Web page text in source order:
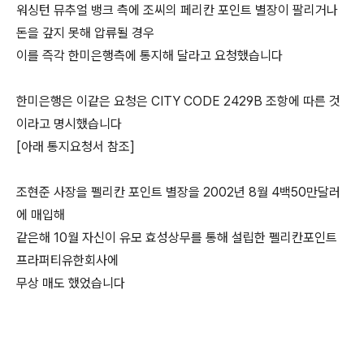
워싱턴 뮤추얼 뱅크 측에 조씨의 페리칸 포인트 별장이 팔리거나
돈을 갚지 못해 압류될 경우
이를 즉각 한미은행측에 통지해 달라고 요청했습니다
한미은행은 이같은 요청은 CITY CODE 2429B 조항에 따른 것
이라고 명시했습니다
[아래 통지요청서 참조]
조현준 사장을 펠리칸 포인트 별장을 2002년 8월 4백50만달러
에 매입해
같은해 10월 자신이 유모 효성상무를 통해 설립한 펠리칸포인트
프라퍼티유한회사에
무상 매도 했었습니다